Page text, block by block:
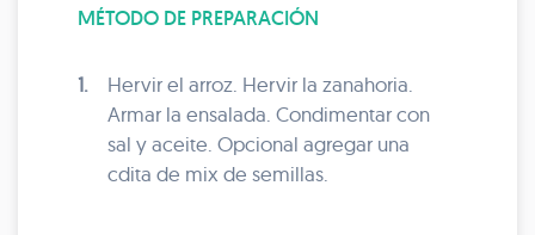
MÉTODO DE PREPARACIÓN
1.
Hervir el arroz. Hervir la zanahoria.
Armar la ensalada. Condimentar con
sal y aceite. Opcional agregar una
cdita de mix de semillas.